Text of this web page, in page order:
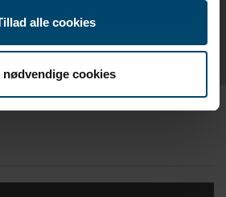
alle cookies
nødvendige cookies